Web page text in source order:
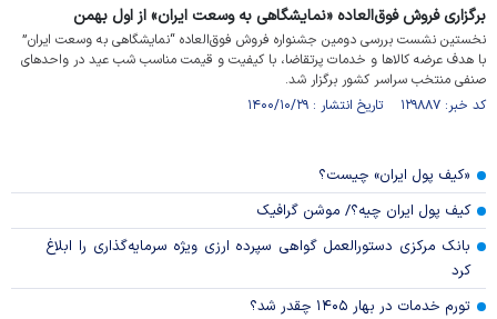
برگزاری فروش فوق‌العاده «نمایشگاهی به وسعت ایران» از اول بهمن
نخستین نشست بررسی دومین جشنواره فروش فوق‌العاده “نمایشگاهی به وسعت ایران”
با هدف عرضه کالاها و خدمات پرتقاضا، با کیفیت و قیمت مناسب شب عید در واحدهای
صنفی منتخب سراسر کشور برگزار شد.
کد خبر: ۱۲۹۸۸۷ تاریخ انتشار : ۱۴۰۰/۱۰/۲۹
«کیف پول ایران» چیست؟
کیف پول ایران چیه؟/ موشن گرافیک
بانک مرکزی دستورالعمل گواهی سپرده ارزی ویژه سرمایه‌گذاری را ابلاغ
کرد
تورم خدمات در بهار ۱۴۰۵ چقدر شد؟